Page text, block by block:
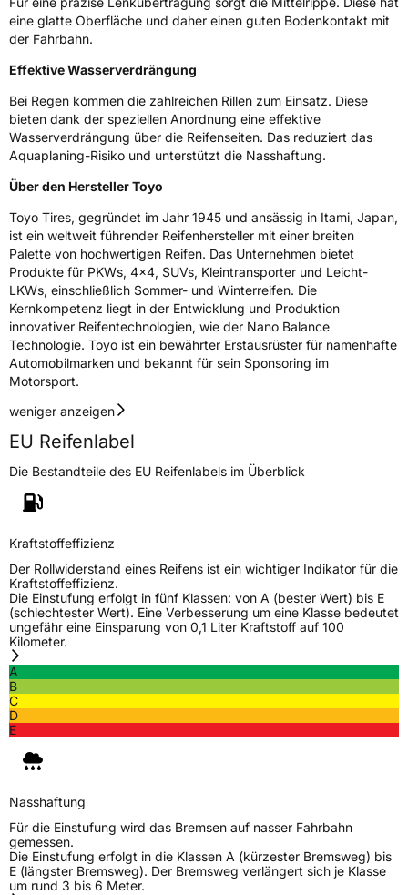
Herstellerkontakt
technik-service@toyo-tire.de
eine glatte Oberfläche und daher einen guten Bodenkontakt mit
der Fahrbahn.
Effektive Wasserverdrängung
Bei Regen kommen die zahlreichen Rillen zum Einsatz. Diese
bieten dank der speziellen Anordnung eine effektive
Wasserverdrängung über die Reifenseiten. Das reduziert das
Aquaplaning-Risiko und unterstützt die Nasshaftung.
Über den Hersteller Toyo
Toyo Tires, gegründet im Jahr 1945 und ansässig in Itami, Japan,
ist ein weltweit führender Reifenhersteller mit einer breiten
Palette von hochwertigen Reifen. Das Unternehmen bietet
Produkte für PKWs, 4x4, SUVs, Kleintransporter und Leicht-
LKWs, einschließlich Sommer- und Winterreifen. Die
Kernkompetenz liegt in der Entwicklung und Produktion
innovativer Reifentechnologien, wie der Nano Balance
Technologie. Toyo ist ein bewährter Erstausrüster für namenhafte
Automobilmarken und bekannt für sein Sponsoring im
Motorsport.
weniger anzeigen
EU Reifenlabel
Die Bestandteile des EU Reifenlabels im Überblick
Kraftstoffeffizienz
Der Rollwiderstand eines Reifens ist ein wichtiger Indikator für die
Kraftstoffeffizienz.
Die Einstufung erfolgt in fünf Klassen: von A (bester Wert) bis E
(schlechtester Wert). Eine Verbesserung um eine Klasse bedeutet
ungefähr eine Einsparung von 0,1 Liter Kraftstoff auf 100
Kilometer.
A
B
C
D
E
Nasshaftung
Für die Einstufung wird das Bremsen auf nasser Fahrbahn
gemessen.
Die Einstufung erfolgt in die Klassen A (kürzester Bremsweg) bis
E (längster Bremsweg). Der Bremsweg verlängert sich je Klasse
um rund 3 bis 6 Meter.